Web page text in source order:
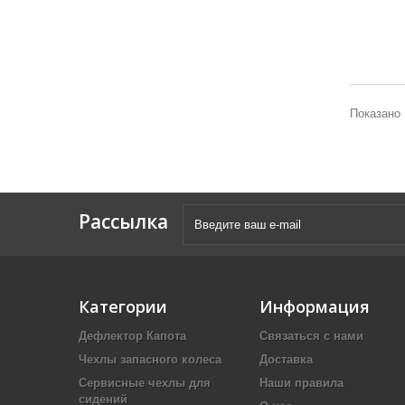
Показано
Рассылка
Категории
Дефлектор Капота
Чехлы запасного колеса
Сервисные чехлы для
сидений
Информация
Связаться с нами
Доставка
Наши правила